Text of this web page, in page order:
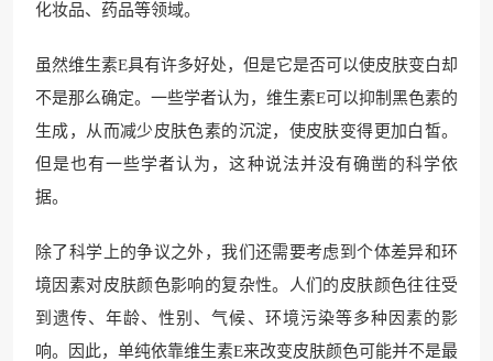
化妆品、药品等领域。
虽然维生素E具有许多好处，但是它是否可以使皮肤变白却
不是那么确定。一些学者认为，维生素E可以抑制黑色素的
生成，从而减少皮肤色素的沉淀，使皮肤变得更加白皙。
但是也有一些学者认为，这种说法并没有确凿的科学依
据。
除了科学上的争议之外，我们还需要考虑到个体差异和环
境因素对皮肤颜色影响的复杂性。人们的皮肤颜色往往受
到遗传、年龄、性别、气候、环境污染等多种因素的影
响。因此，单纯依靠维生素E来改变皮肤颜色可能并不是最